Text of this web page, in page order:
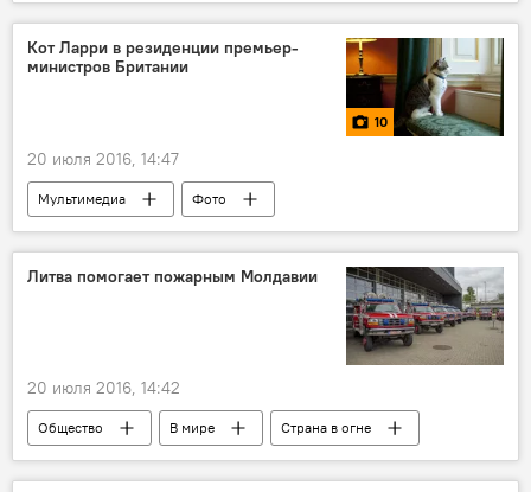
Кот Ларри в резиденции премьер-
министров Британии
10
20 июля 2016, 14:47
Мультимедиа Фото
Литва помогает пожарным Молдавии
20 июля 2016, 14:42
Общество В мире Страна в огне